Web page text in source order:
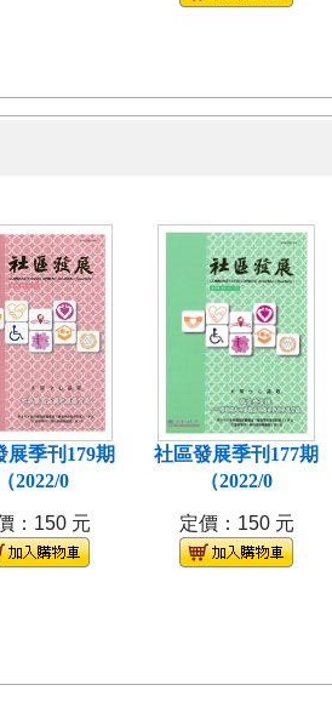
展季刊179期
（2022/0
：150 元
社區發展季刊177期
（2022/0
定價：150 元